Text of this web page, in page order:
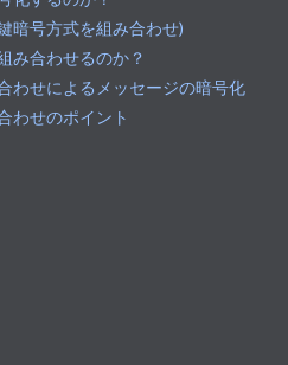
暗号方式を組み合わせ)
み合わせるのか？
わせによるメッセージの暗号化
わせのポイント